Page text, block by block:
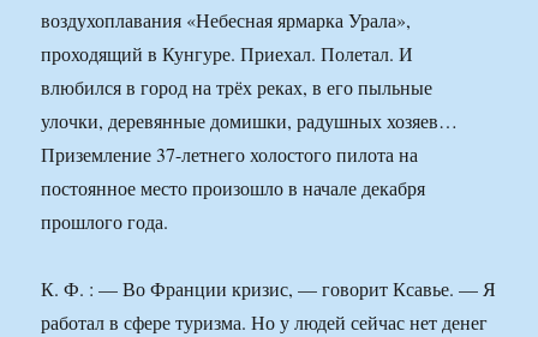
воздухоплавания «Небесная ярмарка Урала»,
проходящий в Кунгуре. Приехал. Полетал. И
влюбился в город на трёх реках, в его пыльные
улочки, деревянные домишки, радушных хозяев…
Приземление 37-летнего холостого пилота на
постоянное место произошло в начале декабря
прошлого года.
К. Ф. : — Во Франции кризис, — говорит Ксавье. — Я
работал в сфере туризма. Но у людей сейчас нет денег